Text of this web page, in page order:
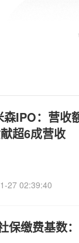
IPO：营收
超6成营收
27 02:39:40
保缴费基数